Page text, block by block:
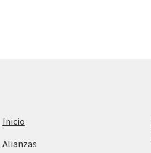
Inicio
Alianzas